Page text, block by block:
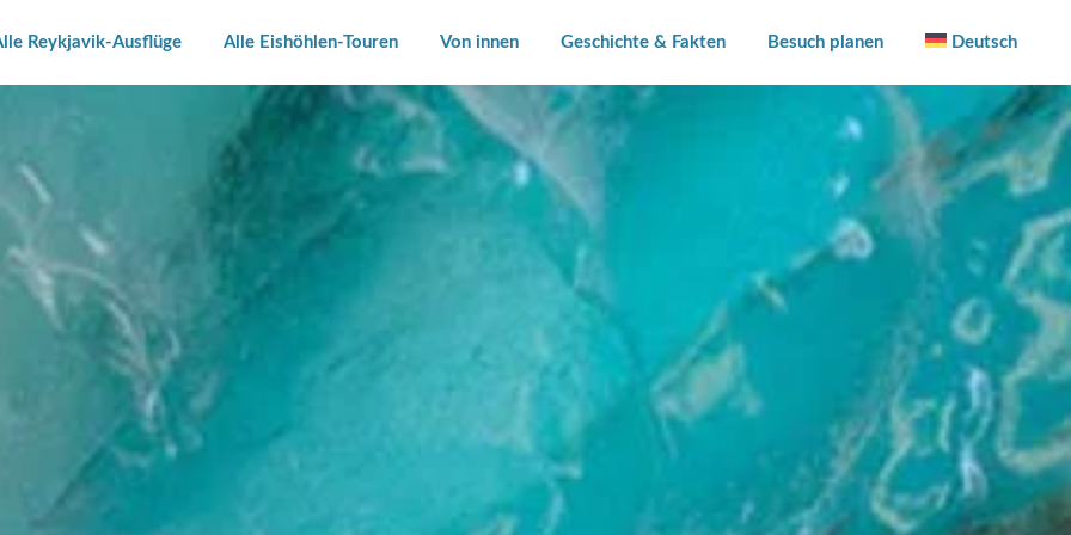
Reykjavik-Ausflüge Alle Eishöhlen-Touren Von innen Geschichte & Fakten Besuch planen Deutsch